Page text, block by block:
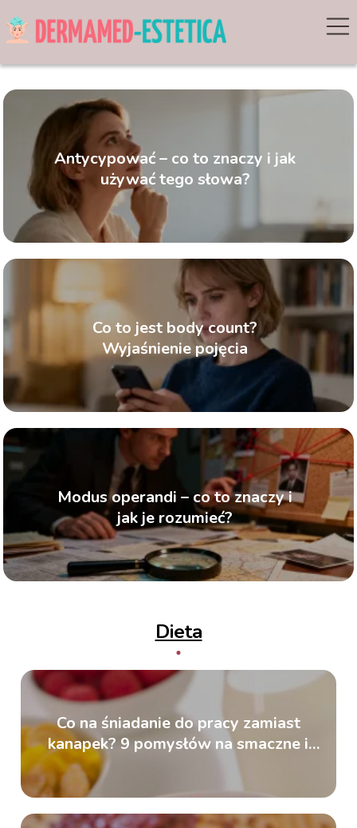
Antycypować – co to znaczy i jak
używać tego słowa?
Co to jest body count?
Wyjaśnienie pojęcia
Modus operandi – co to znaczy i
jak je rozumieć?
Dieta
Co na śniadanie do pracy zamiast
kanapek? 9 pomysłów na smaczne i
zdrowe alternatywy